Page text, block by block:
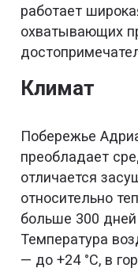
работает
охватывающих
Климат
Побережье
преобладает
отличается
относительно
больше 300
Температура
— до +24 °C, в